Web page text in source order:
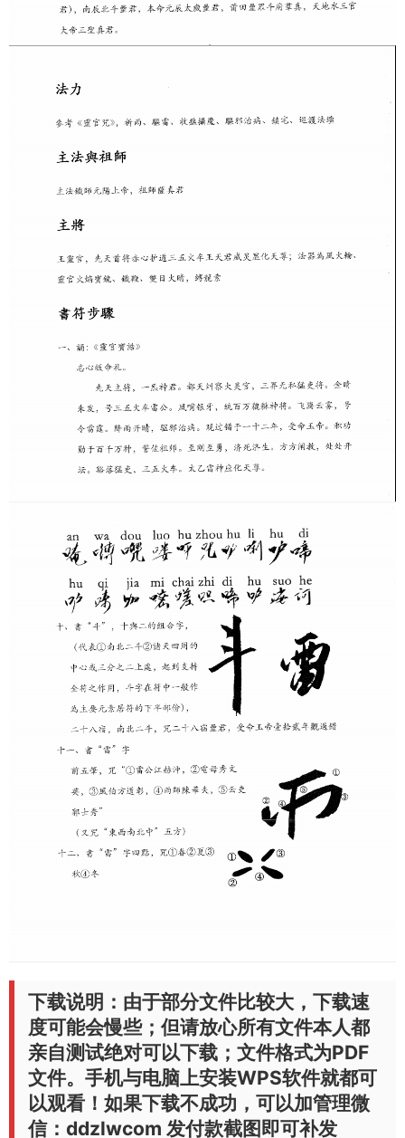
下载说明：由于部分文件比较大，下载速
度可能会慢些；但请放心所有文件本人都
亲自测试绝对可以下载；文件格式为PDF
文件。手机与电脑上安装WPS软件就都可
以观看！如果下载不成功，可以加管理微
信：ddzlwcom 发付款截图即可补发